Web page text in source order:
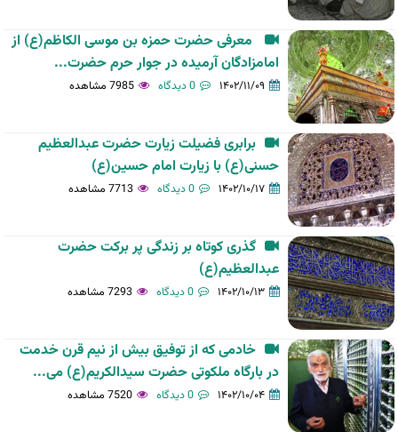
معرفی حضرت حمزه بن موسی الکاظم(ع) از
امامزادگان آرمیده در جوار حرم حضرت...
۱۴۰۲/۱۱/۰۹ 0 دیدگاه 7985 مشاهده
برابری فضیلت زیارت حضرت عبدالعظیم
حسنی(ع) با زیارت امام حسین(ع)
۱۴۰۲/۱۰/۱۷ 0 دیدگاه 7713 مشاهده
گذری کوتاه بر زندگی پر برکت حضرت
عبدالعظیم(ع)
۱۴۰۲/۱۰/۱۳ 0 دیدگاه 7293 مشاهده
خادمی که از توفیق بیش از نیم قرن خدمت
در بارگاه ملکوتی حضرت سیدالکریم(ع) می...
۱۴۰۲/۱۰/۰۴ 0 دیدگاه 7520 مشاهده